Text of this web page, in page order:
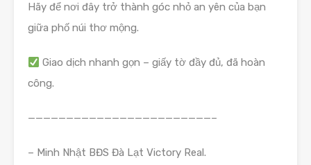
Hãy để nơi đây trở thành góc nhỏ an yên của bạn
giữa phố núi thơ mộng.
Giao dịch nhanh gọn – giấy tờ đầy đủ, đã hoàn
công.
————————————————————————–
– Minh Nhật BĐS Đà Lạt Victory Real.